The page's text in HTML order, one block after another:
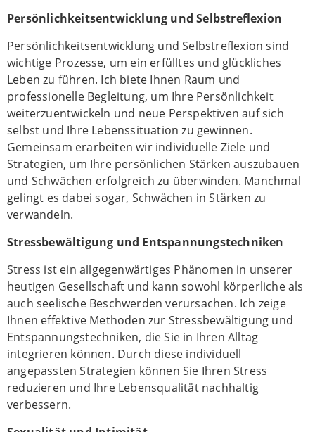
Persönlichkeitsentwicklung und Selbstreflexion
Persönlichkeitsentwicklung und Selbstreflexion sind
wichtige Prozesse, um ein erfülltes und glückliches
Leben zu führen. Ich biete Ihnen Raum und
professionelle Begleitung, um Ihre Persönlichkeit
weiterzuentwickeln und neue Perspektiven auf sich
selbst und Ihre Lebenssituation zu gewinnen.
Gemeinsam erarbeiten wir individuelle Ziele und
Strategien, um Ihre persönlichen Stärken auszubauen
und Schwächen erfolgreich zu überwinden. Manchmal
gelingt es dabei sogar, Schwächen in Stärken zu
verwandeln.
Stressbewältigung und Entspannungstechniken
Stress ist ein allgegenwärtiges Phänomen in unserer
heutigen Gesellschaft und kann sowohl körperliche als
auch seelische Beschwerden verursachen. Ich zeige
Ihnen effektive Methoden zur Stressbewältigung und
Entspannungstechniken, die Sie in Ihren Alltag
integrieren können. Durch diese individuell
angepassten Strategien können Sie Ihren Stress
reduzieren und Ihre Lebensqualität nachhaltig
verbessern.